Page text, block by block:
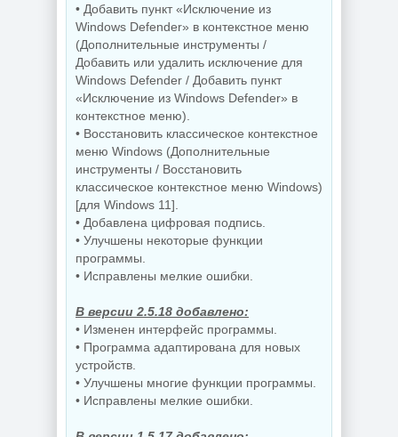
• Добавить пункт «Исключение из
Windows Defender» в контекстное меню
(Дополнительные инструменты /
Добавить или удалить исключение для
Windows Defender / Добавить пункт
«Исключение из Windows Defender» в
контекстное меню).
• Восстановить классическое контекстное
меню Windows (Дополнительные
инструменты / Восстановить
классическое контекстное меню Windows)
[для Windows 11].
• Добавлена цифровая подпись.
• Улучшены некоторые функции
программы.
• Исправлены мелкие ошибки.
В версии 2.5.18 добавлено:
• Изменен интерфейс программы.
• Программа адаптирована для новых
устройств.
• Улучшены многие функции программы.
• Исправлены мелкие ошибки.